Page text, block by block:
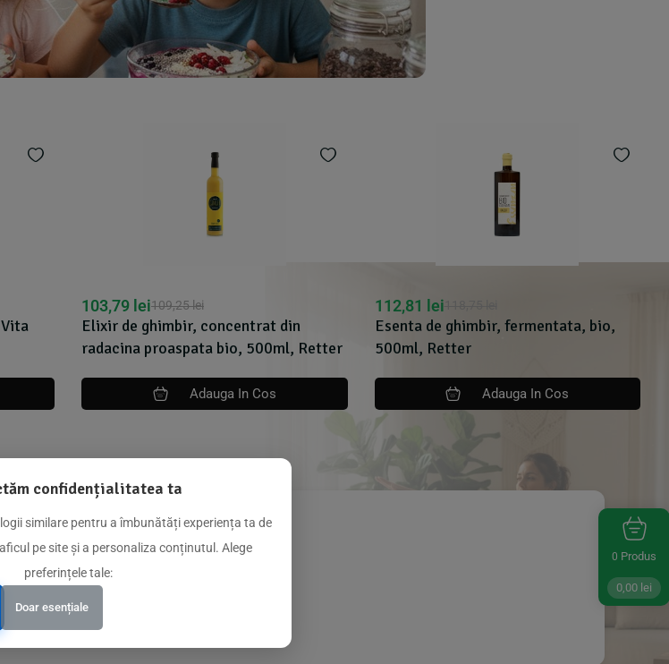
Elixir de ghimbir, concentrat din
radacina proaspata bio, 500ml, Retter
109,25lei
103,79 lei
Adauga In Cos
Esenta de ghimbir, fermentata, bio,
500ml, Retter
112,81 lei
Adauga In Cos
0 Produs
0,00 lei
confidențialitatea ta
similare pentru a îmbunătăți experiența ta de
pe site și a personaliza conținutul. Alege
preferințele tale:
Doar esențiale